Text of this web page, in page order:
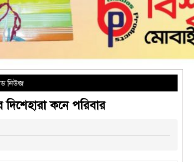
নিউজ
দিশেহারা কনে পরিবার